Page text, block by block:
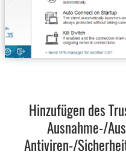
Hinzufügen des
Ausnahme-/
Antiviren-/